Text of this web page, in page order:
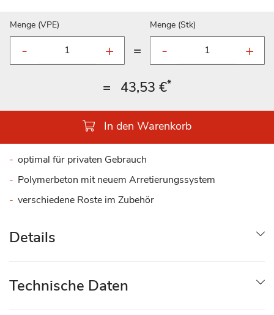
Menge (VPE)
=
Menge (Stk)
= 43,53 €*
In den Warenkorb
optimal für privaten Gebrauch
Polymerbeton mit neuem Arretierungssystem
verschiedene Roste im Zubehör
Details
Technische Daten